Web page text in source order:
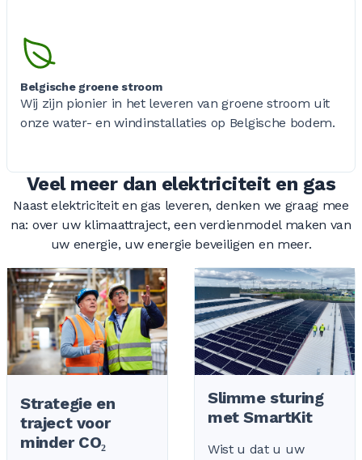
Belgische groene stroom
Wij zijn pionier in het leveren van groene stroom uit
onze water- en windinstallaties op Belgische bodem.
Veel meer dan elektriciteit en gas
Naast elektriciteit en gas leveren, denken we graag mee
na: over uw klimaattraject, een verdienmodel maken van
uw energie, uw energie beveiligen en meer.
Strategie en
traject voor
minder CO₂
Slimme sturing
met SmartKit
Wist u dat u uw